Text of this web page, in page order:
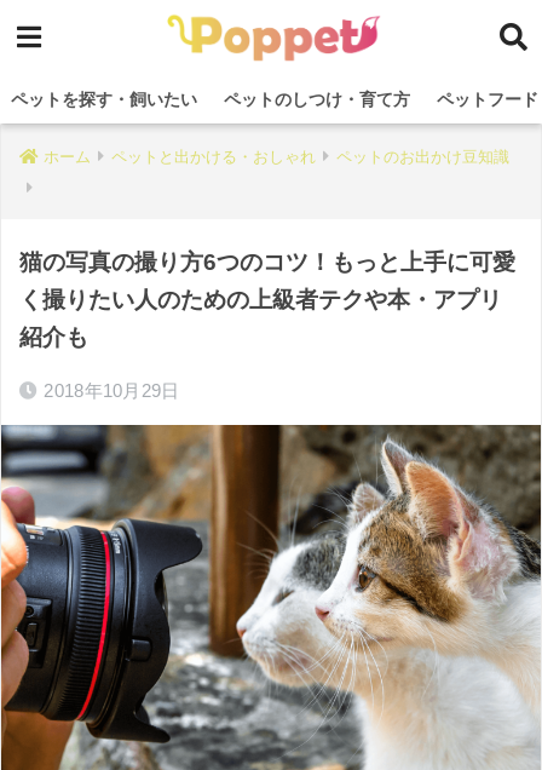
ペットを探す・飼いたい ペットのしつけ・育て方 ペットフー
ホーム ペットと出かける・おしゃれ ペットのお出かけ豆知識
猫の写真の撮り方6つのコツ！もっと上手に可愛
く撮りたい人のための上級者テクや本・アプリ
紹介も
2018年10月29日